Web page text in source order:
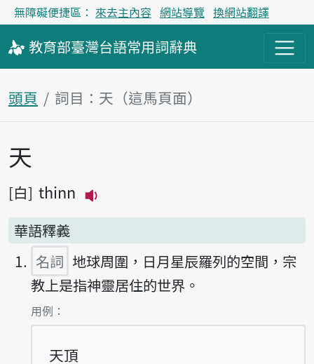
無障礙便捷區： 來去主內容 網站導覽 換網站翻譯
教育部臺灣台語常用詞辭典
頭頁 詞目：天（這馬頁面）
主內容區
天
白 thinn
華語釋義
名詞 地球周圍，日月星辰羅列的空間，宗
教上是指神靈居住的世界。
第1項釋義的
用例：
天頂